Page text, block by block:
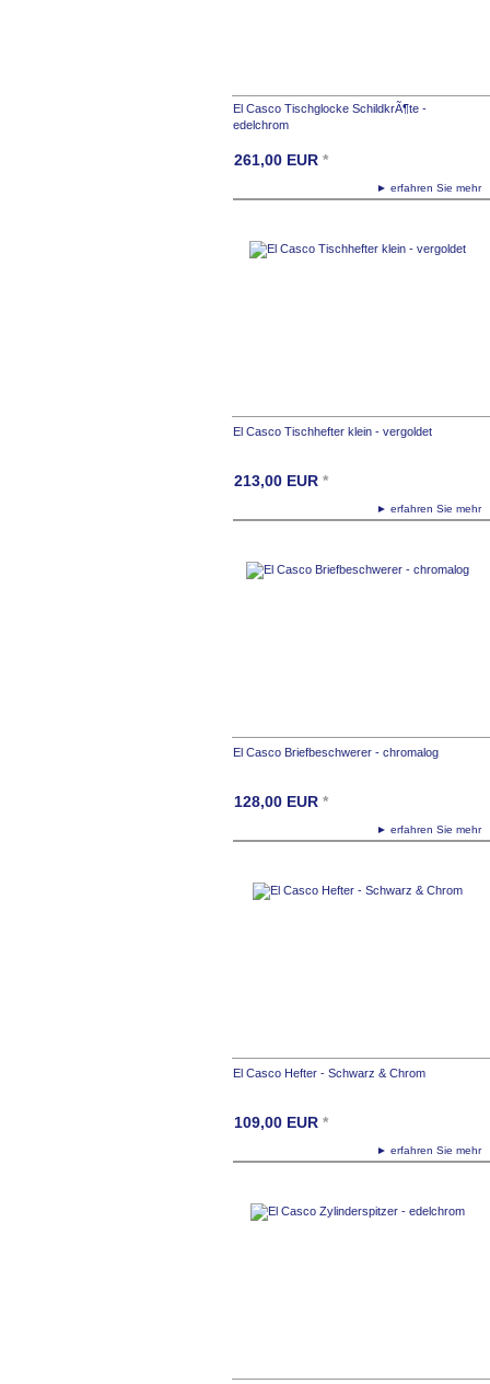
El Casco Tischglocke SchildkrÃ¶te -
edelchrom
► erfahren Sie
261,00 EUR *
El Casco Tischhefter klein - vergoldet
► erfahren Sie
213,00 EUR *
El Casco Briefbeschwerer - chromalog
► erfahren Sie
128,00 EUR *
El Casco Hefter - Schwarz & Chrom
► erfahren Sie
109,00 EUR *